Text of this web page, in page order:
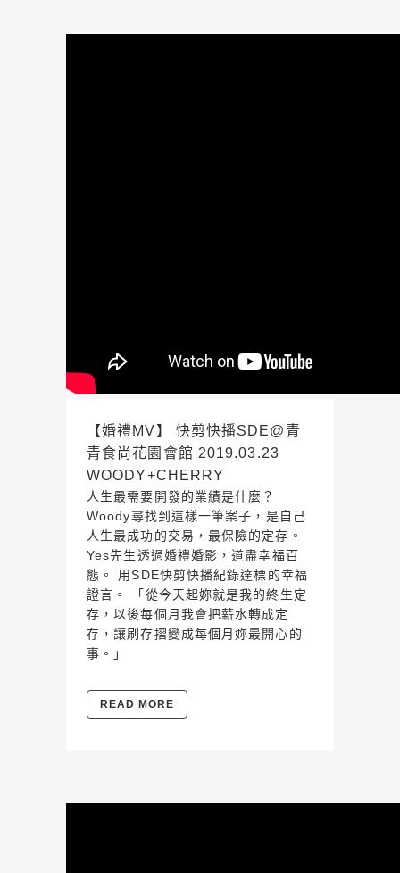
【婚禮MV】 快剪快播SDE@青
青食尚花園會館 2019.03.23
WOODY+CHERRY
人生最需要開發的業績是什麼？
Woody尋找到這樣一筆案子，是自己
人生最成功的交易，最保險的定存。
Yes先生透過婚禮婚影，道盡幸福百
態。 用SDE快剪快播紀錄達標的幸福
證言。 「從今天起妳就是我的終生定
存，以後每個月我會把薪水轉成定
存，讓刷存摺變成每個月妳最開心的
事。」
READ MORE